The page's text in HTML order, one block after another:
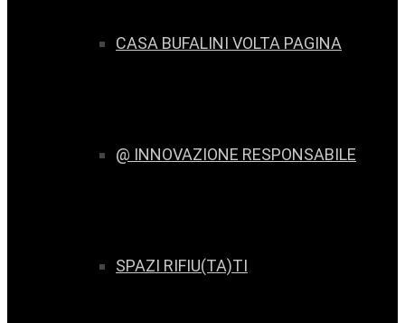
CASA BUFALINI VOLTA PAGINA
@ INNOVAZIONE RESPONSABILE
SPAZI RIFIU(TA)TI